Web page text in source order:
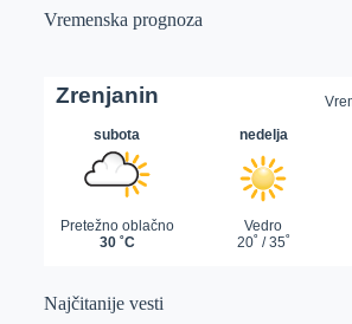
Vremenska prognoza
Najčitanije vesti